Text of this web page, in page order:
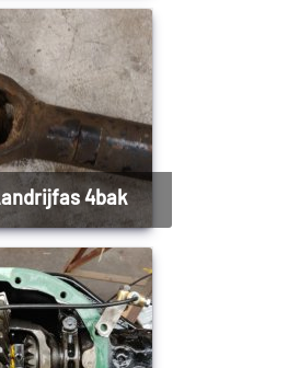
aandrijfas 4bak